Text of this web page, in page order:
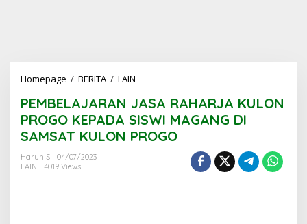
Homepage / BERITA / LAIN
RAHARJA
KULON
PROGO
KEPADA
PEMBELAJARAN JASA RAHARJA KULON
PROGO KEPADA SISWI MAGANG DI
SAMSAT KULON PROGO
Harun S
04/07/2023
LAIN
4019 Views